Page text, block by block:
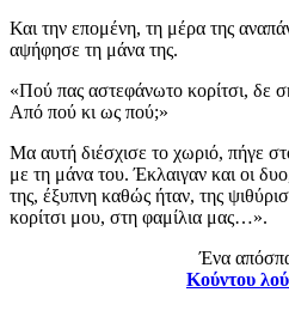
Και την επομένη, τη μέρα της
αψήφησε τη μάνα της.
«Πού πας αστεφάνωτο κορίτσι, δε
Από πού κι ως πού;»
Μα αυτή διέσχισε το χωριό, πήγε
με τη μάνα του. Έκλαιγαν και οι
της, έξυπνη καθώς ήταν, της
κορίτσι μου, στη φαμίλια μας…».
Ένα
Κούντου